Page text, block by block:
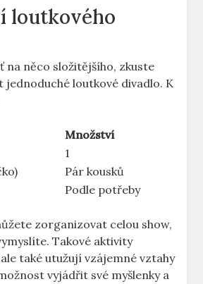
loutkového
na něco složitějšího,⁤ zkuste
jednoduché loutkové divadlo. K
Množství
1
Pár kousků
Podle potřeby
zorganizovat celou show,
Takové aktivity
také utužují vzájemné vztahy
vyjádřit své myšlenky ⁣a